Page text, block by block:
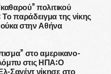
πολιτικού
παράδειγμα της νίκης
στην Αθήνα
στο αμερικανο-
στις ΗΠΑ:Ο
Σαγέντ νίκησε στο